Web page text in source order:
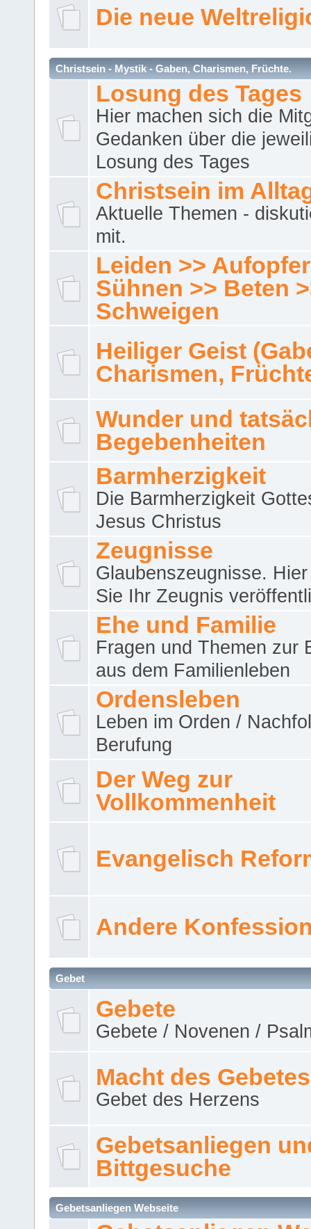
Die neue
Christsein - Mystik - Gaben, Charismen, Früchte.
Losung des Tages
Hier machen sich die
Gedanken über die
Losung des Tages
Christsein im
Aktuelle Themen -
mit.
Leiden >>
Sühnen >> Beten
Schweigen
Heiliger Geist
Charismen,
Wunder und
Begebenheiten
Barmherzigkeit
Die Barmherzigkeit
Jesus Christus
Zeugnisse
Glaubenszeugnisse.
Sie Ihr Zeugnis
Ehe und Familie
Fragen und Themen zur
aus dem Familienleben
Ordensleben
Leben im Orden /
Berufung
Der Weg zur
Vollkommenheit
Evangelisch
Andere
Gebet
Gebete
Gebete / Novenen /
Macht des Gebetes
Gebet des Herzens
Gebetsanliegen
Bittgesuche
Gebetsanliegen Webseite